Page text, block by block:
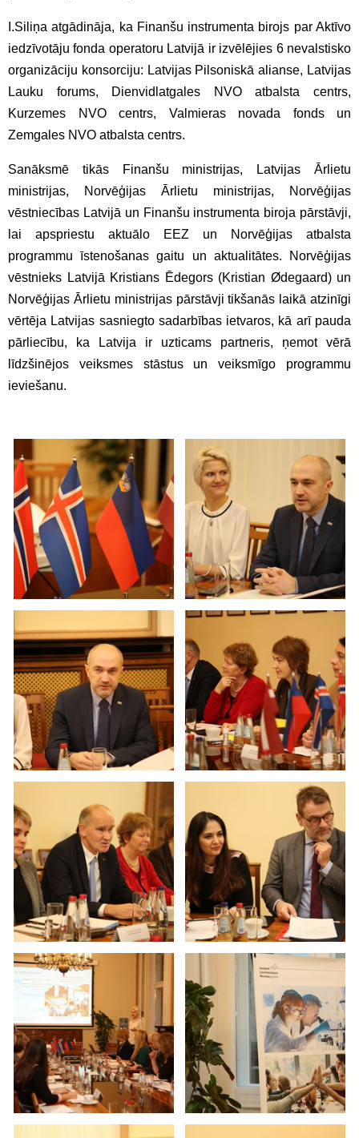
I.Siliņa atgādināja, ka Finanšu instrumenta birojs par Aktīvo
iedzīvotāju fonda operatoru Latvijā ir izvēlējies 6 nevalstisko
organizāciju konsorciju: Latvijas Pilsoniskā alianse, Latvijas
Lauku forums, Dienvidlatgales NVO atbalsta centrs,
Kurzemes NVO centrs, Valmieras novada fonds un
Zemgales NVO atbalsta centrs.
Sanāksmē tikās Finanšu ministrijas, Latvijas Ārlietu
ministrijas, Norvēģijas Ārlietu ministrijas, Norvēģijas
vēstniecības Latvijā un Finanšu instrumenta biroja pārstāvji,
lai apspriestu aktuālo EEZ un Norvēģijas atbalsta
programmu īstenošanas gaitu un aktualitātes. Norvēģijas
vēstnieks Latvijā Kristians Ēdegors (Kristian Ødegaard) un
Norvēģijas Ārlietu ministrijas pārstāvji tikšanās laikā atzinīgi
vērtēja Latvijas sasniegto sadarbības ietvaros, kā arī pauda
pārliecību, ka Latvija ir uzticams partneris, ņemot vērā
līdzšinējos veiksmes stāstus un veiksmīgo programmu
ieviešanu.